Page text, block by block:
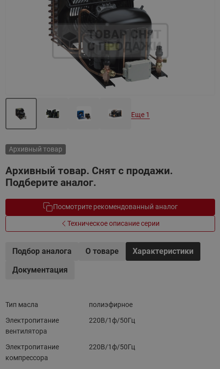
Архивный товар
Архивный товар. Снят с продажи.
Подберите аналог.
Посмотрите рекомендованный аналог
Техническое описание серии
Еще 1
Подбор аналога О товаре
Характеристики
Документация
Тип масла
полиэфирное
Электропитание
вентилятора
220В/1ф/50Гц
Электропитание
компрессора
220В/1ф/50Гц